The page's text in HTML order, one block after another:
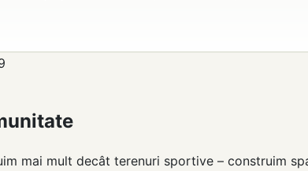
mai mult decât terenuri sportive – construim